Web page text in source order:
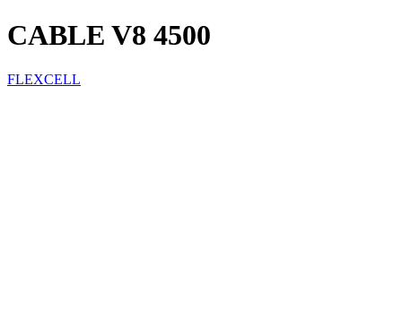
CABLE V8 4500
FLEXCELL